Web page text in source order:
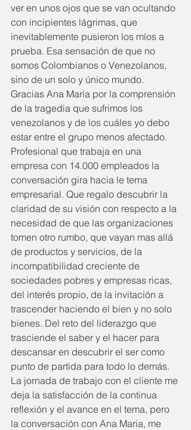
ver en unos ojos que se van ocultando
con incipientes lágrimas, que
inevitablemente pusieron los míos a
prueba. Esa sensación de que no
somos Colombianos o Venezolanos,
sino de un solo y único mundo.
Gracias Ana María por la comprensión
de la tragedia que sufrimos los
venezolanos y de los cuáles yo debo
estar entre el grupo menos afectado.
Profesional que trabaja en una
empresa con 14.000 empleados la
conversación gira hacia le tema
empresarial. Que regalo descubrir la
claridad de su visión con respecto a la
necesidad de que las organizaciones
tomen otro rumbo, que vayan mas allá
de productos y servicios, de la
incompatibilidad creciente de
sociedades pobres y empresas ricas,
del interés propio, de la invitación a
trascender haciendo el bien y no solo
bienes. Del reto del liderazgo que
trasciende el saber y el hacer para
descansar en descubrir el ser como
punto de partida para todo lo demás.
La jornada de trabajo con el cliente me
deja la satisfacción de la continua
reflexión y el avance en el tema, pero
la conversación con Ana Maria, me